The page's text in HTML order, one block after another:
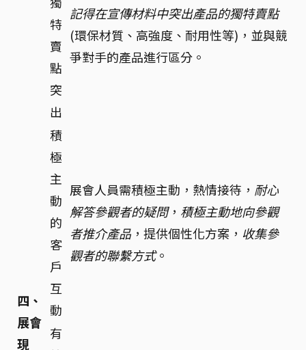
特
賣
點
突
出
記得在宣傳材料中突出產品的獨特賣點
(環保材質、高強度、耐用性等)，並與競
爭對手的產品進行區分。
四、
展會
現
積
極
主
動
的
客
戶
互
動
展會人員需積極主動，熱情接待， 耐心
解答參觀者的疑問， 積極主動地向參觀
者推介產品 ，提供個性化方案， 收集參
觀者的聯繫方式。
有